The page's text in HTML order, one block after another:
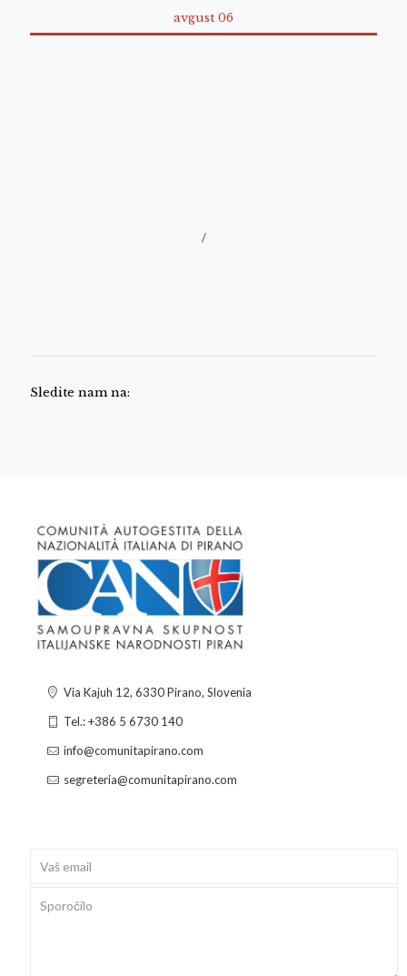
avgust 06
/
Sledite nam na:
Via Kajuh 12, 6330 Pirano, Slovenia
Tel.: +386 5 6730 140
info@comunitapirano.com
segreteria@comunitapirano.com